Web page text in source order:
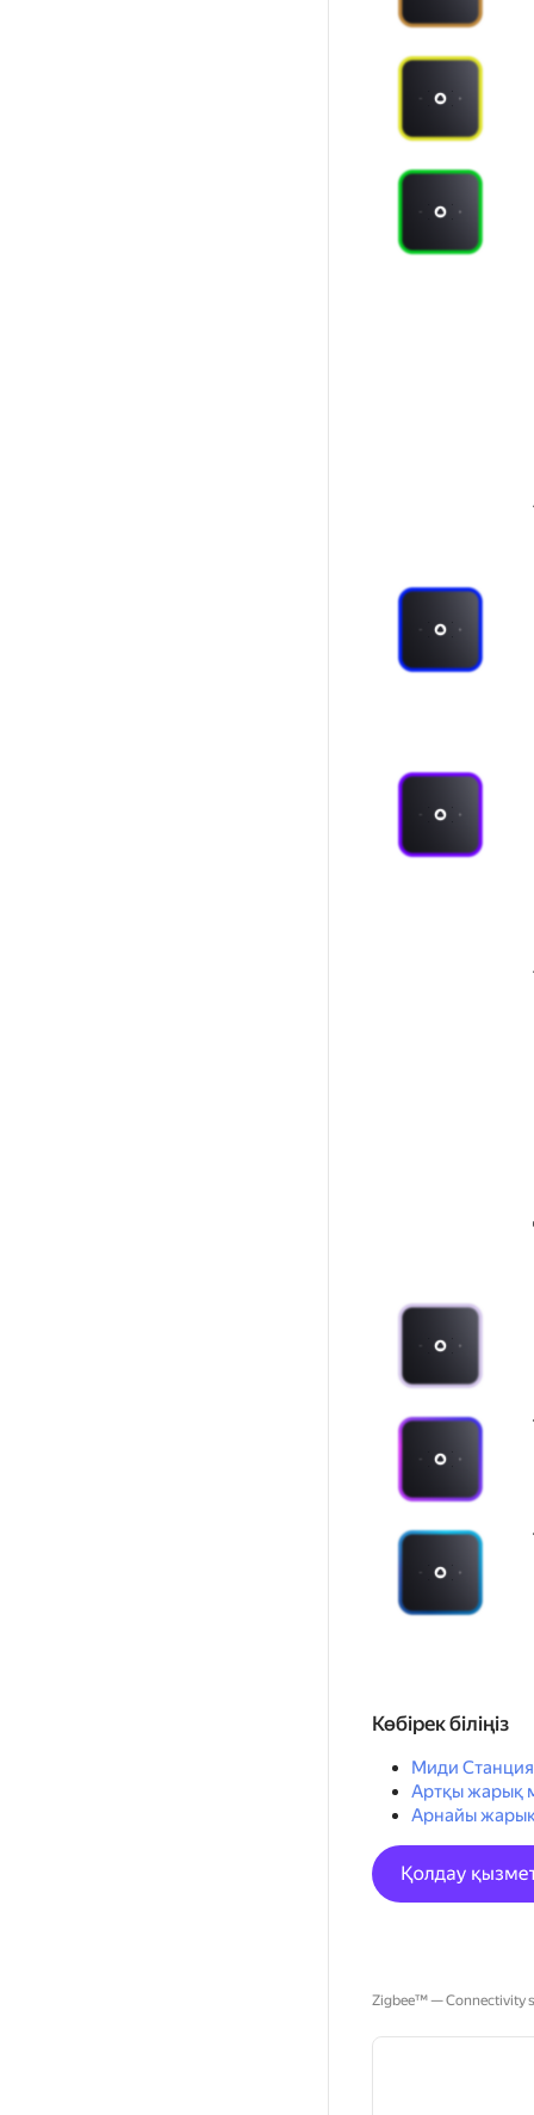
Көбірек біліңіз
Миди
Артқы жарық
Арнайы
Zigbee™ — Connectivity